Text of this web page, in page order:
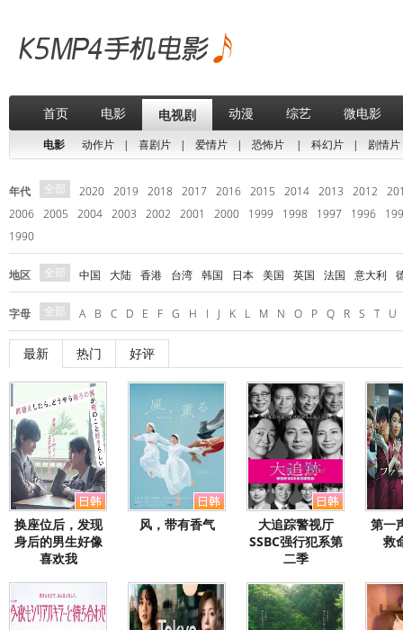
首页 电影 电视剧 动漫 综艺 微电影
电影 动作片 | 喜剧片 | 爱情片 | 恐怖片 | 科幻片 | 剧情片
年代 全部 2020 2019 2018 2017 2016 2015 2014 2013 2012
2006 2005 2004 2003 2002 2001 2000 1999 1998 1997 1996
1990
地区 全部 中国 大陆 香港 台湾 韩国 日本 美国 英国 法国 意大利
字母 全部 A B C D E F G H I J K L M N O P Q R S T U
最新 热门 好评
换座位后，发现
身后的男生好像
喜欢我
风，带有香气
大追踪警视厅
SSBC强行犯系第
二季
第一
救